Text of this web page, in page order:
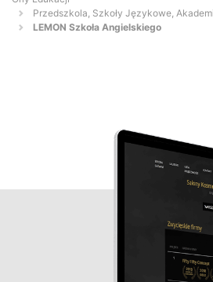
Przedszkola, Szkoły Językowe,
LEMON Szkoła Angielskiego